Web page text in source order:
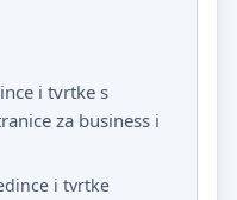
i tvrtke s
za business i
i tvrtke